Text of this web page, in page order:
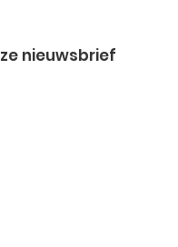
nieuwsbrief